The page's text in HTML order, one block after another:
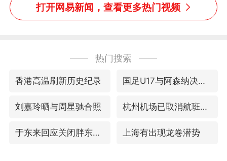
打开网易新闻，查看更多热门视频
热门搜索
香港高温刷新历史纪录 国足U17与阿森纳决赛取消 并列冠军
刘嘉玲晒与周星驰合照 杭州机场已取消航班388架次
于东来回应关闭胖东来生活广场店 上海有出现龙卷潜势